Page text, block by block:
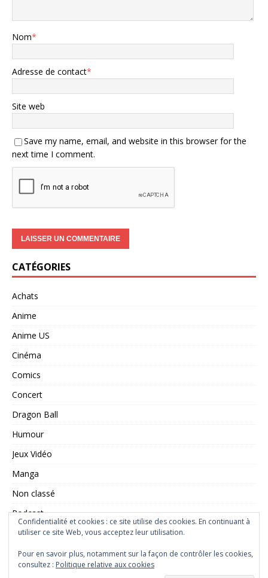
Nom*
Adresse de contact*
Site web
Save my name, email, and website in this browser for the
next time I comment.
CATÉGORIES
Achats
Anime
Anime US
Cinéma
Comics
Concert
Dragon Ball
Humour
Jeux Vidéo
Manga
Non classé
Podcast
Saint Seiya
Série TV
Confidentialité et cookies : ce site utilise des cookies. En continuant à
utiliser ce site Web, vous acceptez leur utilisation.
Pour en savoir plus, notamment sur la façon de contrôler les cookies,
consultez : Politique relative aux cookies